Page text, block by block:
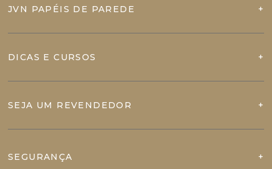
JVN PAPÉIS DE PAREDE
DICAS E CURSOS
SEJA UM REVENDEDOR
SEGURANÇA